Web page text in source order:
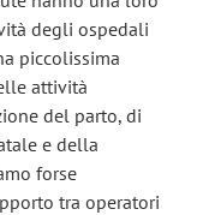
degli ospedali
piccolissima
attività
del parto, di
e della
forse
tra operatori